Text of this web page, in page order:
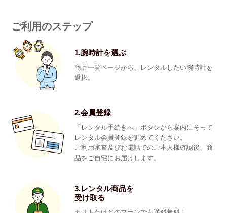
ご利用のステップ
1.腕時計を選ぶ
商品一覧ページから、レンタルしたい腕時計を
選択。
2.会員登録
「レンタル手続きへ」ボタンから案内にそって
レンタル会員登録を進めてください。
ご利用審査及びお電話でのご本人様確認後、商
品をご自宅にお届けします。
3.レンタル商品を
受け取る